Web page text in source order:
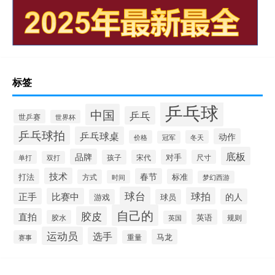
标签
世乒赛 世界杯 中国 乒乓 乒乓球
乒乓球拍 乒乓球桌 价格 冠军 冬天 动作
单打 双打 品牌 孩子 宋代 对手 尺寸 底板
打法 技术 方式 时间 春节 标准 梦幻西游
正手 比赛中 游戏 球台 球员 球拍 的人
直拍 胶水 胶皮 自己的 英国 英语 规则
赛事 运动员 选手 重量 马龙